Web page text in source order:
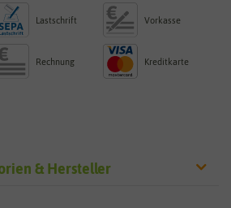
Lastschrift Vorkasse
Rechnung Kreditkarte
& Hersteller